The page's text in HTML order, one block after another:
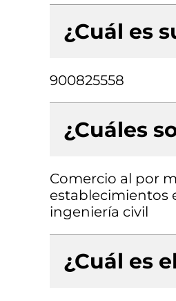
¿Cuál es
900825558
¿Cuáles
Comercio al por
establecimientos
ingeniería civil
¿Cuál es